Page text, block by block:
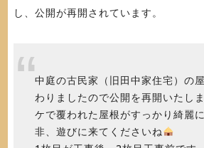
し、公開が再開されています。
中庭の古民家（旧田中家住宅）の
わりましたので公開を再開いたし
ケで覆われた屋根がすっかり綺麗
非、遊びに来てくださいね